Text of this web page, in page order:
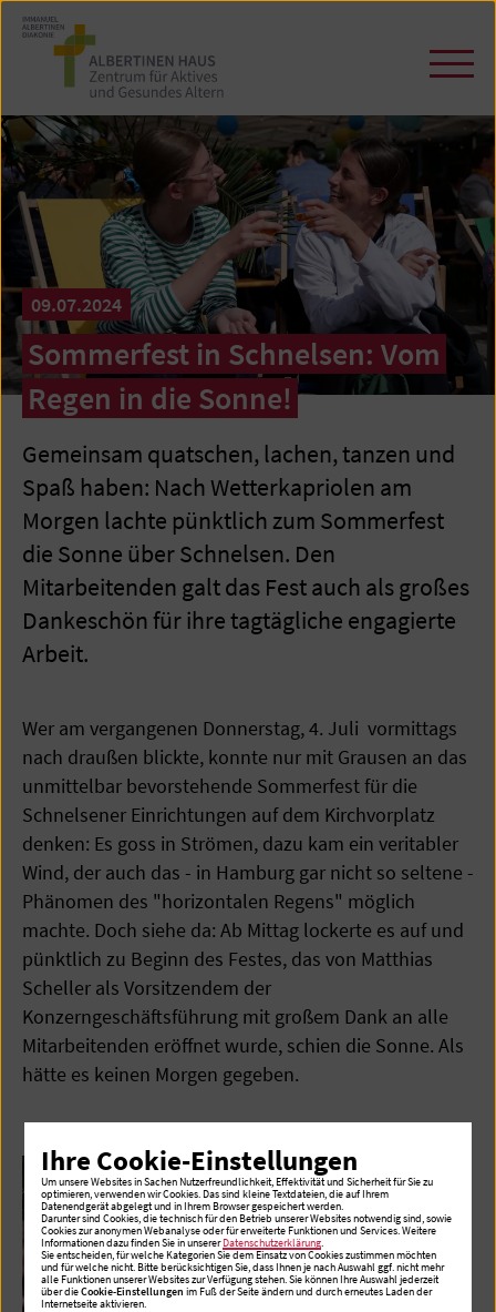
Zum
Seiteninhalt
springen
/
09.07.2024
Sommerfest in Schnelsen: Vom
Regen in die Sonne!
Gemeinsam quatschen, lachen, tanzen und
Spaß haben: Nach Wetterkapriolen am
Morgen lachte pünktlich zum Sommerfest
die Sonne über Schnelsen. Den
Mitarbeitenden galt das Fest auch als großes
Dankeschön für ihre tagtägliche engagierte
Arbeit.
Wer am vergangenen Donnerstag, 4. Juli vormittags
nach draußen blickte, konnte nur mit Grausen an das
unmittelbar bevorstehende Sommerfest für die
Schnelsener Einrichtungen auf dem Kirchvorplatz
denken: Es goss in Strömen, dazu kam ein veritabler
Wind, der auch das - in Hamburg gar nicht so seltene -
Phänomen des "horizontalen Regens" möglich
machte. Doch siehe da: Ab Mittag lockerte es auf und
pünktlich zu Beginn des Festes, das von Matthias
Scheller als Vorsitzendem der
Konzerngeschäftsführung mit großem Dank an alle
Mitarbeitenden eröffnet wurde, schien die Sonne. Als
hätte es keinen Morgen gegeben.
Ihre Cookie-Einstellungen
Um unsere Websites in Sachen Nutzerfreundlichkeit, Effektivität und Sicherheit für Sie zu
optimieren, verwenden wir Cookies. Das sind kleine Textdateien, die auf Ihrem
Datenendgerät abgelegt und in Ihrem Browser gespeichert werden.
Darunter sind Cookies, die technisch für den Betrieb unserer Websites notwendig sind, sowie
Cookies zur anonymen Webanalyse oder für erweiterte Funktionen und Services. Weitere
Informationen dazu finden Sie in unsererDatenschutzerklärung
Sie entscheiden, für welche Kategorien Sie dem Einsatz von Cookies zustimmen möchten
und für welche nicht. Bitte berücksichtigen Sie, dass Ihnen je nach Auswahl ggf. nicht mehr
alle Funktionen unserer Websites zur Verfügung stehen. Sie können Ihre Auswahl jederzeit
über dieCookie-Einstellungen im Fuß der Seite ändern und durch erneutes Laden der
Internetseite aktivieren.